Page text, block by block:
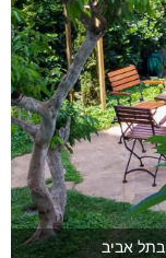
בתל אביב